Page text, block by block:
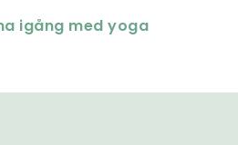
igång med yoga